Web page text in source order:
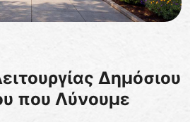
Δημόσιου
που Λύνουμε